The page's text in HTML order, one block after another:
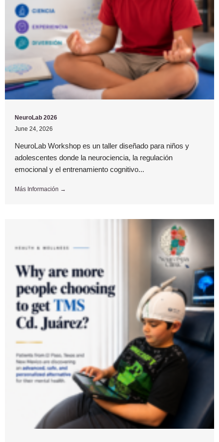
NeuroLab 2026
June 24, 2026
NeuroLab Workshop es un taller diseñado para niños y
adolescentes donde la neurociencia, la regulación
emocional y el entrenamiento cognitivo...
Más Información →